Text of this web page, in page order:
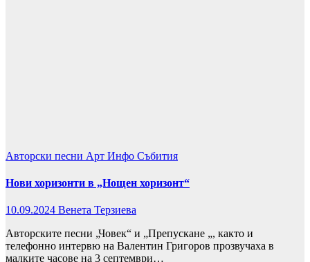
Авторски песни Арт Инфо Събития
Нови хоризонти в „Нощен хоризонт“
10.09.2024 Венета Терзиева
Авторските песни „Човек“ и „Препускане „, както и
телефонно интервю нa Валентин Григоров прозвучаха в
малките часове на 3 септември…